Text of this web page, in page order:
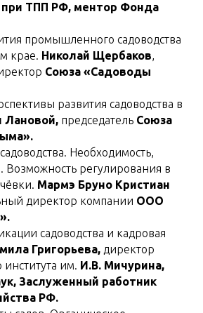
ТПП РФ, ментор Фонда
промышленного садоводства
крае. Николай Щербаков,
Союза «Садоводы
развития садоводства в
Лановой, председатель Союза
Необходимость,
Возможность регулирования в
Мармэ Бруно Кристиан
директор компании ООО
садоводства и кадровая
Григорьева, директор
им. И.В. Мичурина,
Заслуженный работник
РФ.